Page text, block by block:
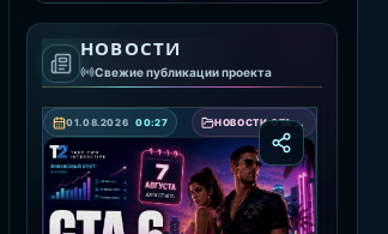
НОВОСТИ
Свежие публикации проекта
01.08.2026 00:27 НОВОСТИ GTA 6 — ДАТА ВЫХОДА, ТРЕЙЛЕРЫ И ПОДРОБНОСТИ ИГРЫ